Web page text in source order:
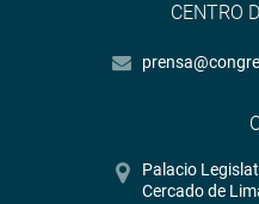
CENTRO
Palacio
Cercado de